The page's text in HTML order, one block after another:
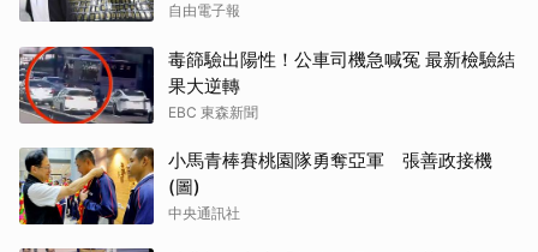
自由電子報
毒篩驗出陽性！公車司機急喊冤 最新檢驗結
果大逆轉
EBC 東森新聞
小馬青棒賽桃園隊勇奪亞軍 張善政接機
(圖)
中央通訊社